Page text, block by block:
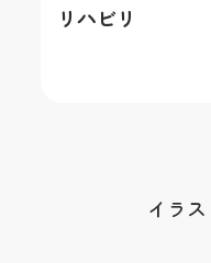
リハビリ
イラ